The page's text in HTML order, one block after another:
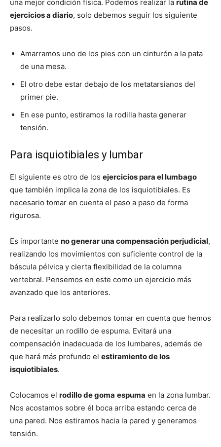
una mejor condición física. Podemos realizar la rutina de
ejercicios a diario, solo debemos seguir los siguiente
pasos.
Amarramos uno de los pies con un cinturón a la pata
de una mesa.
El otro debe estar debajo de los metatarsianos del
primer pie.
En ese punto, estiramos la rodilla hasta generar
tensión.
Para isquiotibiales y lumbar
El siguiente es otro de los ejercicios para el lumbago
que también implica la zona de los isquiotibiales. Es
necesario tomar en cuenta el paso a paso de forma
rigurosa.
Es importante no generar una compensación perjudicial,
realizando los movimientos con suficiente control de la
báscula pélvica y cierta flexibilidad de la columna
vertebral. Pensemos en este como un ejercicio más
avanzado que los anteriores.
Para realizarlo solo debemos tomar en cuenta que hemos
de necesitar un rodillo de espuma. Evitará una
compensación inadecuada de los lumbares, además de
que hará más profundo el estiramiento de los
isquiotibiales.
Colocamos el rodillo de goma espuma en la zona lumbar.
Nos acostamos sobre él boca arriba estando cerca de
una pared. Nos estiramos hacia la pared y generamos
tensión.